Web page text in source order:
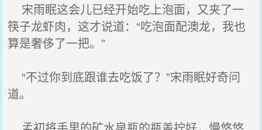
宋雨眠这会儿已经开始吃上泡面，又夹了一
筷子龙虾肉，这才说道：“吃泡面配澳龙，我也
算是奢侈了一把。”
“不过你到底跟谁去吃饭了？”宋雨眠好奇问
道。